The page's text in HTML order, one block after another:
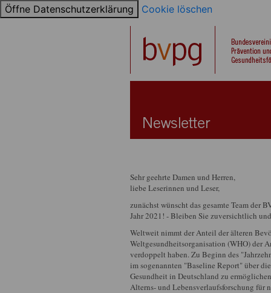
Öffne Datenschutzerklärung Cookie löschen
Sehr geehrte Damen und Herren,
liebe Leserinnen und Leser,
zunächst wünscht das gesamte Team der
Jahr 2021! - Bleiben Sie zuversichtlich
Weltweit nimmt der Anteil der älteren
Weltgesundheitsorganisation (WHO) der
verdoppelt haben. Zu Beginn des
im sogenannten "Baseline Report" über
Gesundheit in Deutschland zu
Alterns- und Lebensverlaufsforschung für